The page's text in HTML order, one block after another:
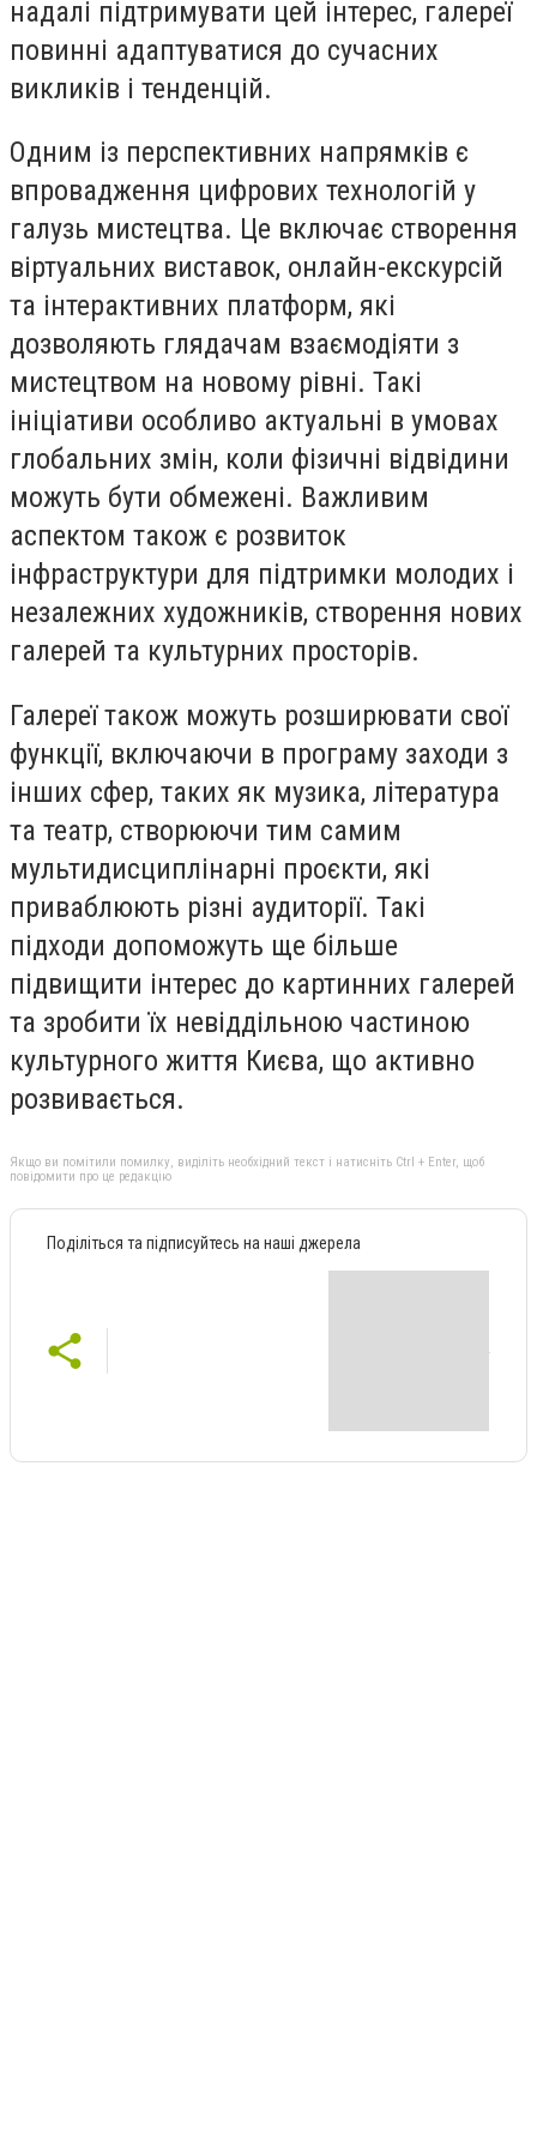
надалі підтримувати цей інтерес, галереї
повинні адаптуватися до сучасних
викликів і тенденцій.
Одним із перспективних напрямків є
впровадження цифрових технологій у
галузь мистецтва. Це включає створення
віртуальних виставок, онлайн-екскурсій
та інтерактивних платформ, які
дозволяють глядачам взаємодіяти з
мистецтвом на новому рівні. Такі
ініціативи особливо актуальні в умовах
глобальних змін, коли фізичні відвідини
можуть бути обмежені. Важливим
аспектом також є розвиток
інфраструктури для підтримки молодих і
незалежних художників, створення нових
галерей та культурних просторів.
Галереї також можуть розширювати свої
функції, включаючи в програму заходи з
інших сфер, таких як музика, література
та театр, створюючи тим самим
мультидисциплінарні проєкти, які
приваблюють різні аудиторії. Такі
підходи допоможуть ще більше
підвищити інтерес до картинних галерей
та зробити їх невіддільною частиною
культурного життя Києва, що активно
розвивається.
Якщо ви помітили помилку, виділіть необхідний текст і натисніть Ctrl + Enter, щоб
повідомити про це редакцію
Поділіться та підписуйтесь на наші джерела